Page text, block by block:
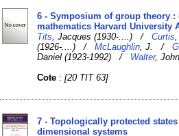
6 - Symposium of group theory :
mathematics Harvard University
Tits , Jacques (1930-....) /Curtis
(1926-....) /McLaughlin , J. /
Daniel (1923-1992) / Walter, John
Cote :[20 TIT 63]
7 - Topologically protected
dimensional systems